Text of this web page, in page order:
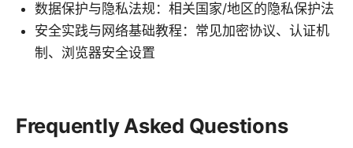
数据保护与隐私法规：相关国家/地区的隐私保护法
安全实践与网络基础教程：常见加密协议、认证机
制、浏览器安全设置
Frequently Asked Questions